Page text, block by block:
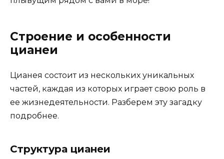
Строение и особенности
цианеи
Цианея состоит из нескольких уникальных
частей, каждая из которых играет свою роль в
ее жизнедеятельности. Разберем эту загадку
подробнее.
Структура цианеи